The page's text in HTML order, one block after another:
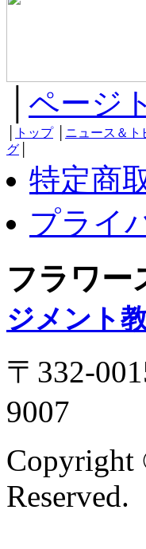
ページ
トップ│ ニュース＆ト
グ
特定商
プライ
フラワ
ジメント
〒332-
9007
Copyright
Reserved.